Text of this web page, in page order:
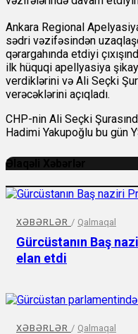
Ankara Regional
sədri vəzifəsindən
qərargahında etdiyi
ilk hüquqi apellyasiya
verdiklərini və Ali Seçki
verəcəklərini açıqladı.
CHP-nin Ali Seçki
Hadimi Yakupoğlu bu gün
Əlaqəli Xəbərlər
XƏBƏRLƏR / Qalmaqal
Gürcüstanın Baş
elan etdi
XƏBƏRLƏR / Qalmaqal